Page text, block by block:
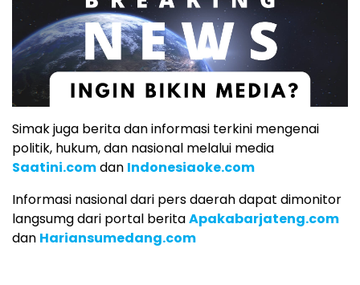
Simak juga berita dan informasi terkini mengenai
politik, hukum, dan nasional melalui media
Saatini.comdan Indonesiaoke.com
Informasi nasional dari pers daerah dapat dimonitor
langsumg dari portal beritaApakabarjateng.com
dan Hariansumedang.com